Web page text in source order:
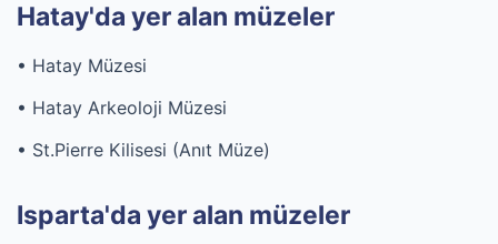
Hatay'da yer alan müzeler
• Hatay Müzesi
• Hatay Arkeoloji Müzesi
• St.Pierre Kilisesi (Anıt Müze)
Isparta'da yer alan müzeler